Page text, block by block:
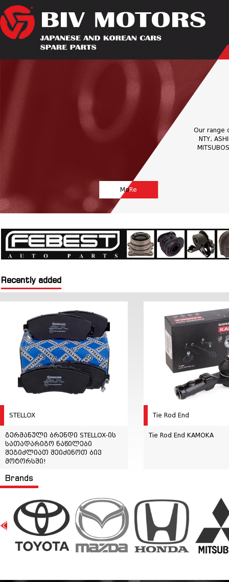
Our range
NTY,
MoRe
Recently added
STELLOX
გერმანული ბრენდი STELLOX-ის
სათადარიგო ნაწილები
შეგიძლიათ შეიძინოთ ბივ
მოტორსში!
Tie Rod End
Tie Rod End KAMOKA
Brands